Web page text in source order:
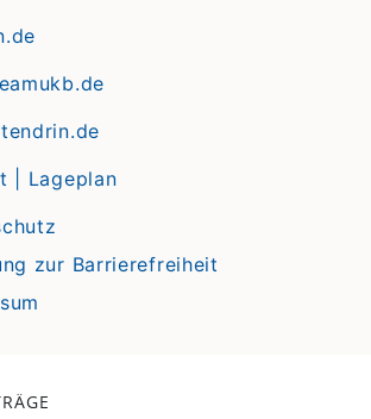
| Lageplan
zur Barrierefreiheit